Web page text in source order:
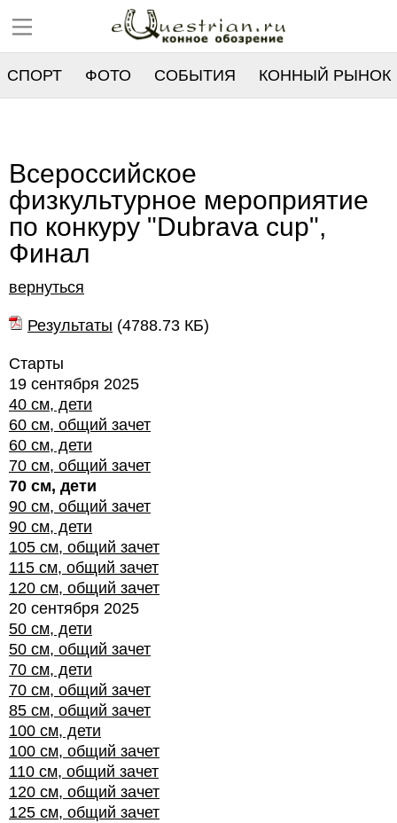
СПОРТ ФОТО СОБЫТИЯ КОННЫЙ РЫНОК
Всероссийское
физкультурное мероприятие
по конкуру "Dubrava cup",
Финал
вернуться
Результаты (4788.73 КБ)
Старты
19 сентября 2025
40 см, дети
60 см, общий зачет
60 см, дети
70 см, общий зачет
70 см, дети
90 см, общий зачет
90 см, дети
105 см, общий зачет
115 см, общий зачет
120 см, общий зачет
20 сентября 2025
50 см, дети
50 см, общий зачет
70 см, дети
70 см, общий зачет
85 см, общий зачет
100 см, дети
100 см, общий зачет
110 см, общий зачет
120 см, общий зачет
125 см, общий зачет